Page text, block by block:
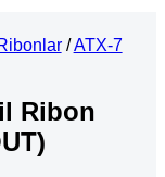
/ ATX-7
Ribon